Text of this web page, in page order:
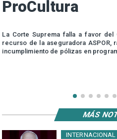
ProCultura
La Corte Suprema falla a favor del
recurso de la aseguradora ASPOR,
incumplimiento de pólizas en
INTERNACIONAL
MÁS